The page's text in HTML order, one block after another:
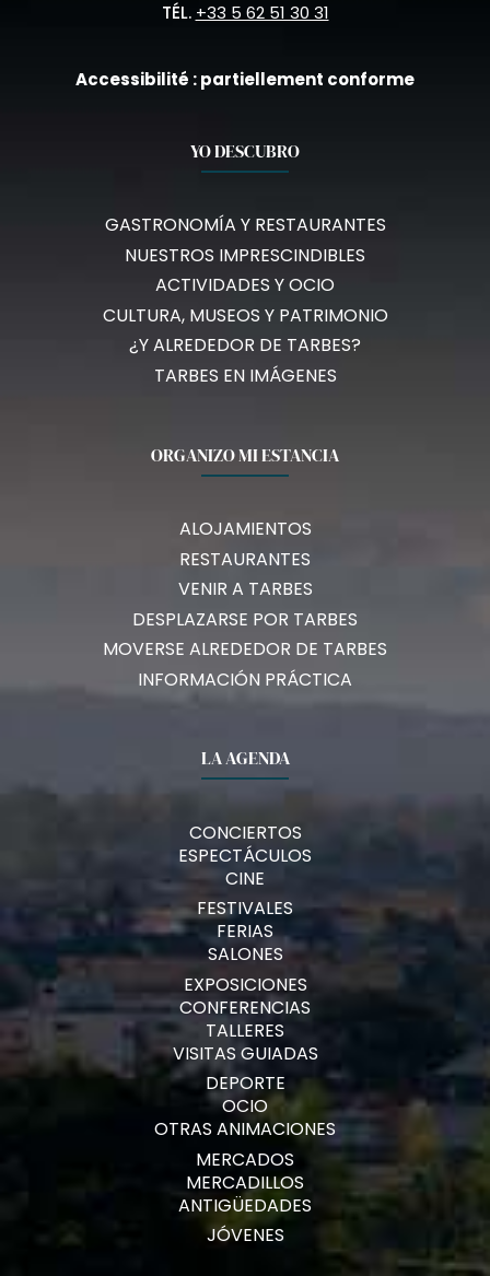
TÉL. +33 5 62 51 30 31
Accessibilité : partiellement conforme
YO DESCUBRO
GASTRONOMÍA Y RESTAURANTES
NUESTROS IMPRESCINDIBLES
ACTIVIDADES Y OCIO
CULTURA, MUSEOS Y PATRIMONIO
¿Y ALREDEDOR DE TARBES?
TARBES EN IMÁGENES
ORGANIZO MI ESTANCIA
ALOJAMIENTOS
RESTAURANTES
VENIR A TARBES
DESPLAZARSE POR TARBES
MOVERSE ALREDEDOR DE TARBES
INFORMACIÓN PRÁCTICA
LA AGENDA
CONCIERTOS
ESPECTÁCULOS
CINE
FESTIVALES
FERIAS
SALONES
EXPOSICIONES
CONFERENCIAS
TALLERES
VISITAS GUIADAS
DEPORTE
OCIO
OTRAS ANIMACIONES
MERCADOS
MERCADILLOS
ANTIGÜEDADES
JÓVENES